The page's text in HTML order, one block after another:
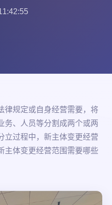
律规定或自身经营需要，将
务、人员等分割成两个或两
立过程中，新主体变更经营
主体变更经营范围需要哪些